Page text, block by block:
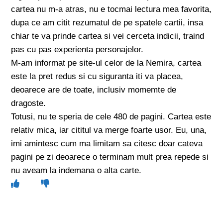
cartea nu m-a atras, nu e tocmai lectura mea favorita,
dupa ce am citit rezumatul de pe spatele cartii, insa
chiar te va prinde cartea si vei cerceta indicii, traind
pas cu pas experienta personajelor.
M-am informat pe site-ul celor de la Nemira, cartea
este la pret redus si cu siguranta iti va placea,
deoarece are de toate, inclusiv momemte de
dragoste.
Totusi, nu te speria de cele 480 de pagini. Cartea este
relativ mica, iar cititul va merge foarte usor. Eu, una,
imi amintesc cum ma limitam sa citesc doar cateva
pagini pe zi deoarece o terminam mult prea repede si
nu aveam la indemana o alta carte.